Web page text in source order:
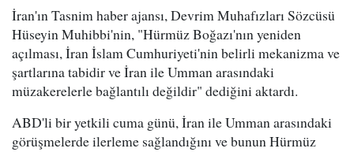
İran'ın Tasnim haber ajansı, Devrim Muhafızları Sözcüsü
Hüseyin Muhibbi'nin, "Hürmüz Boğazı'nın yeniden
açılması, İran İslam Cumhuriyeti'nin belirli mekanizma ve
şartlarına tabidir ve İran ile Umman arasındaki
müzakerelerle bağlantılı değildir" dediğini aktardı.
ABD'li bir yetkili cuma günü, İran ile Umman arasındaki
görüşmelerde ilerleme sağlandığını ve bunun Hürmüz